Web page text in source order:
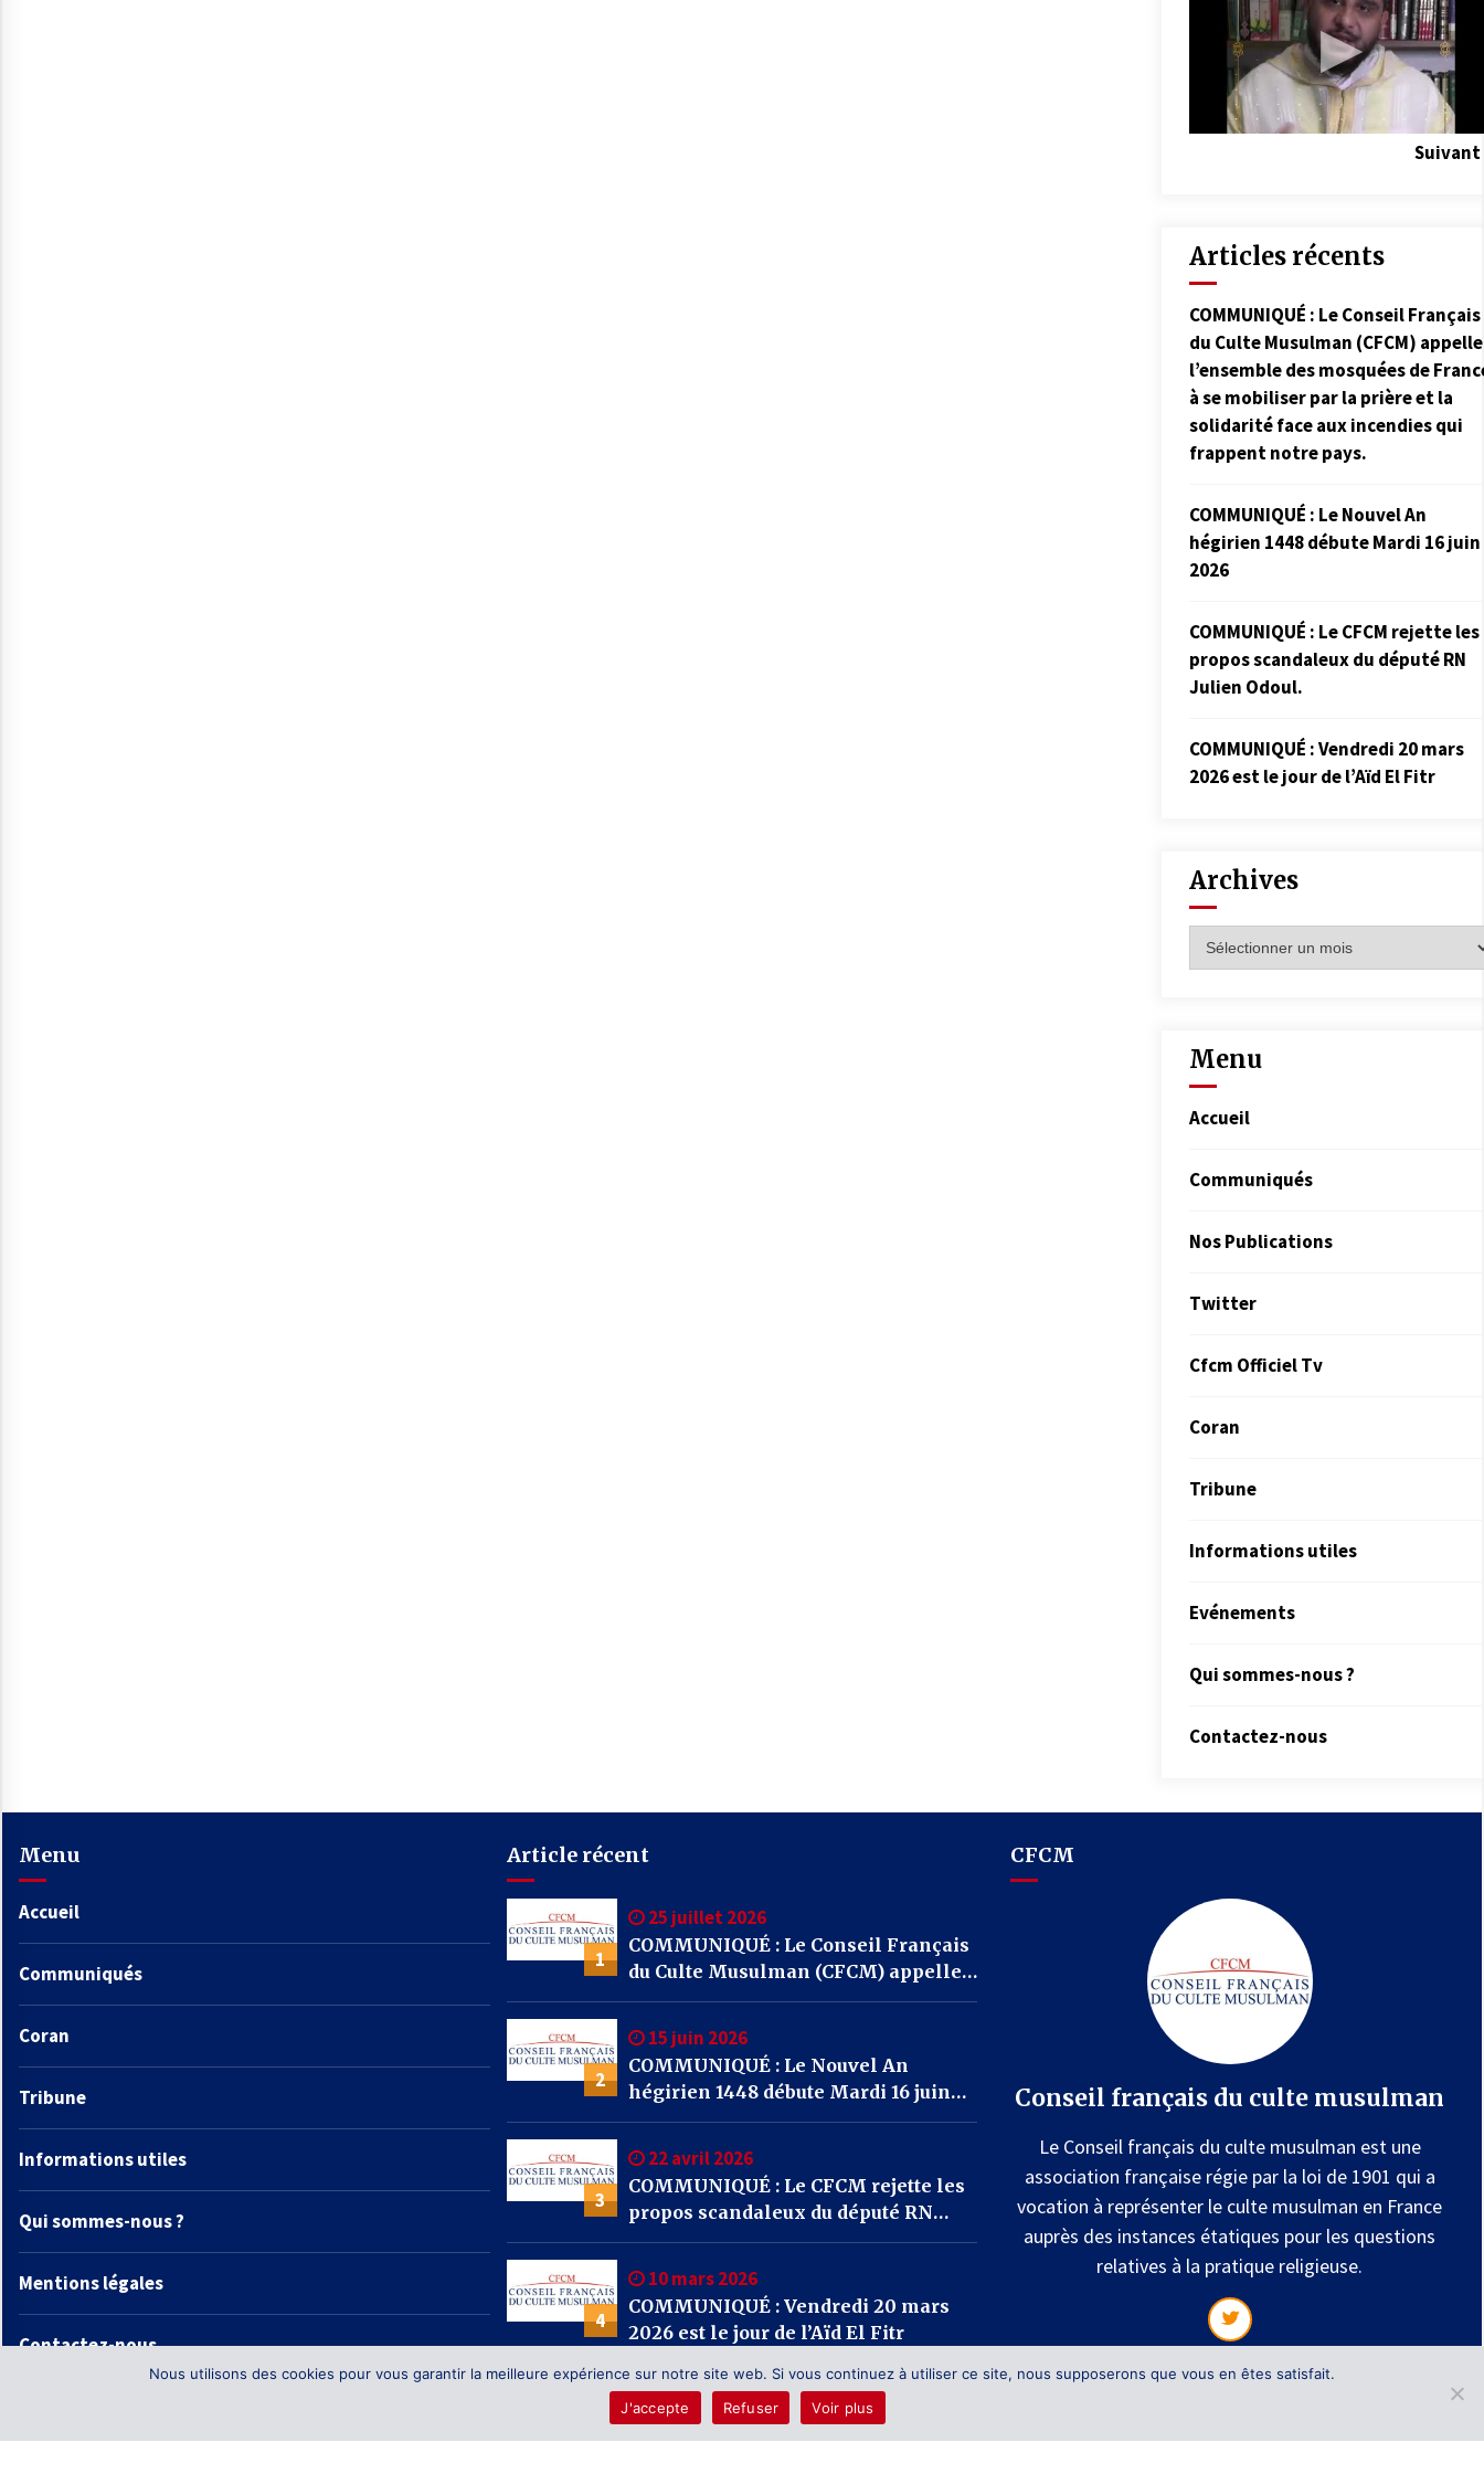
Suivant
Articles récents
COMMUNIQUÉ : Le Conseil Français
du Culte Musulman (CFCM) appelle
l’ensemble des mosquées de
à se mobiliser par la prière et la
solidarité face aux incendies qui
frappent notre pays.
COMMUNIQUÉ : Le Nouvel An
hégirien 1448 débute Mardi 16 juin
2026
COMMUNIQUÉ : Le CFCM rejette les
propos scandaleux du député RN
Julien Odoul.
COMMUNIQUÉ : Vendredi 20 mars
2026 est le jour de l’Aïd El Fitr
Archives
Menu
Accueil
Communiqués
Nos Publications
Twitter
Cfcm Officiel Tv
Coran
Tribune
Informations utiles
Evénements
Qui sommes-nous ?
Contactez-nous
Menu
Accueil
Communiqués
Coran
Tribune
Informations utiles
Qui sommes-nous ?
Mentions légales
Contactez-nous
Article récent
1
25 juillet 2026
COMMUNIQUÉ : Le Conseil Français
du Culte Musulman (CFCM) appelle
l’ensemble des mosquées de France
solidarité face aux incendies qui
frappent notre pays.
2
15 juin 2026
COMMUNIQUÉ : Le Nouvel An
hégirien 1448 débute Mardi 16 juin
2026
3
22 avril 2026
COMMUNIQUÉ : Le CFCM rejette les
propos scandaleux du député RN
Julien Odoul.
4
10 mars 2026
COMMUNIQUÉ : Vendredi 20 mars
2026 est le jour de l’Aïd El Fitr
CFCM
Conseil français du culte musulman
Le Conseil français du culte musulman est une
association française régie par la loi de 1901 qui a
vocation à représenter le culte musulman en France
auprès des instances étatiques pour les questions
relatives à la pratique religieuse.
ThemeInWP
Nous utilisons des cookies pour vous garantir la meilleure expérience sur notre site web. Si vous continuez à utiliser ce site, nous supposerons que vous en êtes satisfait.
J'accepte
Refuser Voir plus